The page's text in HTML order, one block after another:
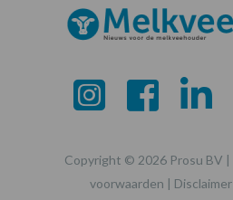
Copyright © 2026 Prosu BV |
voorwaarden | Disclaimer